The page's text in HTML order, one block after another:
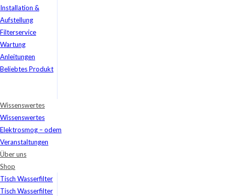
Installation &
Aufstellung
Filterservice
Wartung
Anleitungen
Beliebtes Produkt
Wissenswertes
Wissenswertes
Elektrosmog – odem
Veranstaltungen
Über uns
Shop
Tisch Wasserfilter
Tisch Wasserfilter